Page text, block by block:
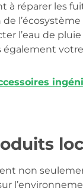
à réparer les
l’eau de
également
non